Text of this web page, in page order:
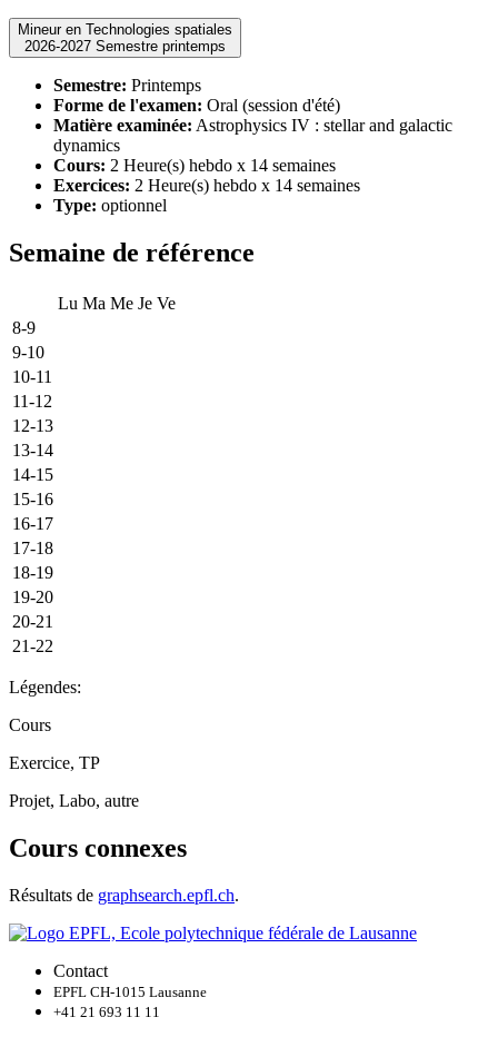
Mineur en Technologies spatiales
2026-2027 Semestre printemps
Semestre: Printemps
Forme de l'examen: Oral (session d'été)
Matière examinée: Astrophysics IV : stellar and galactic
dynamics
Cours: 2 Heure(s) hebdo x 14 semaines
Exercices: 2 Heure(s) hebdo x 14 semaines
Type: optionnel
Semaine de référence
Lu Ma Me Je Ve
8-9
9-10
10-11
11-12
12-13
13-14
14-15
15-16
16-17
17-18
18-19
19-20
20-21
21-22
Légendes:
Cours
Exercice, TP
Projet, Labo, autre
Cours connexes
Résultats de graphsearch.epfl.ch.
Contact
EPFL CH-1015 Lausanne
+41 21 693 11 11